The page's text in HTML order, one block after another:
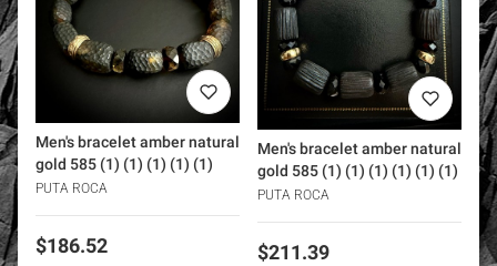
Men's bracelet amber natural
gold 585 (1) (1) (1) (1) (1)
PUTA ROCA
Price
$186.52
Men's bracelet amber natural
gold 585 (1) (1) (1) (1) (1) (1)
PUTA ROCA
Price
$211.39